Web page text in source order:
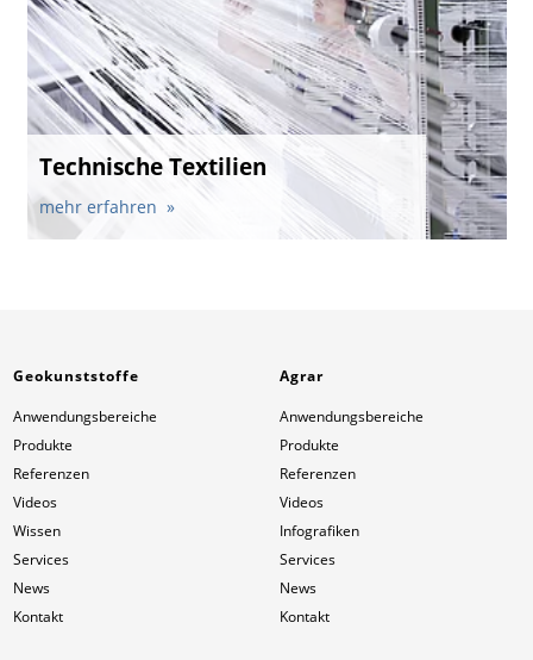
Technische Textilien
mehr erfahren
Geokunststoffe
Anwendungsbereiche
Produkte
Referenzen
Videos
Wissen
Services
News
Kontakt
Agrar
Anwendungsbereiche
Produkte
Referenzen
Videos
Infografiken
Services
News
Kontakt